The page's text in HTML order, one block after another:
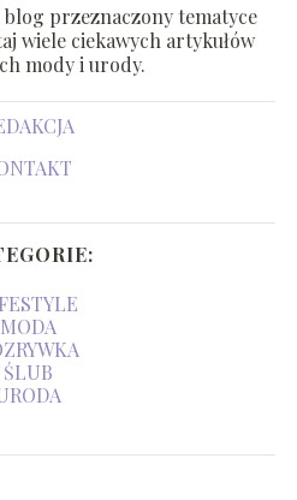
blog przeznaczony tematyce
wiele ciekawych artykułów
mody i urody.
MODA
ŚLUB